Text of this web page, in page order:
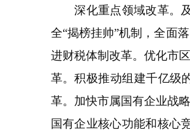
深化重点领域改革。及
全“揭榜挂帅”机制，全面
进财税体制改革。优化市
革。积极推动组建千亿级
革。加快市属国有企业战
国有企业核心功能和核心